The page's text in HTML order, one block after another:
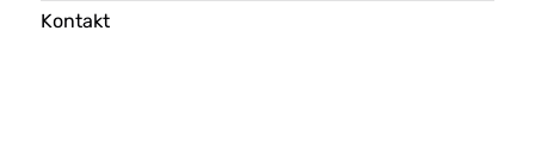
Kontakt